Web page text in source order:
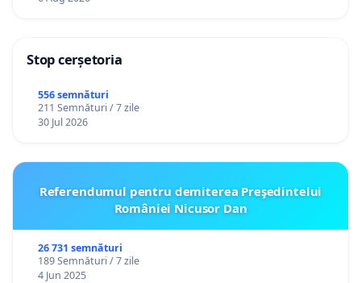
Stop cerșetoria
556 semnături
211 Semnături / 7 zile
30 Jul 2026
Referendumul pentru demiterea Preşedintelui
României Nicusor Dan
26 731 semnături
189 Semnături / 7 zile
4 Jun 2025